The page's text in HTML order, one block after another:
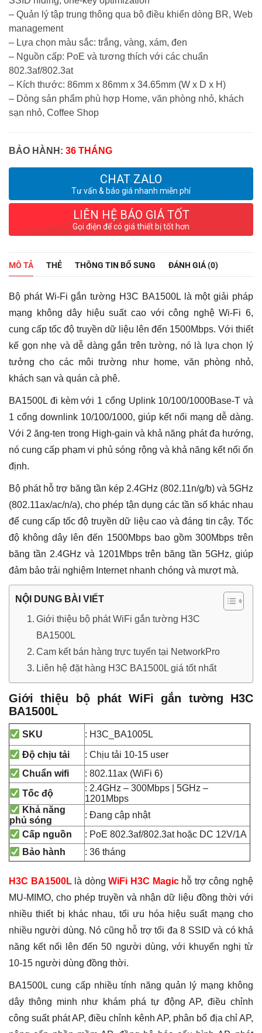
– Quản lý tập trung thông qua bộ điều khiển dòng BR, Web
management
– Lựa chọn màu sắc: trắng, vàng, xám, đen
– Nguồn cấp: PoE và tương thích với các chuẩn
802.3af/802.3at
– Kích thước: 86mm x 86mm x 34.65mm (W x D x H)
– Dòng sản phẩm phù hợp Home, văn phòng nhỏ, khách
sạn nhỏ, Coffee Shop
BẢO HÀNH: 36 THÁNG
CHAT ZALO
Tư vấn & báo giá nhanh miễn phí
LIÊN HỆ BÁO GIÁ TỐT
Gọi điện để có giá thiết bị tốt hơn
MÔ TẢ THẺ THÔNG TIN BỔ SUNG ĐÁNH GIÁ (0)
Bộ phát Wi-Fi gắn tường H3C BA1500L là một giải pháp
mạng không dây hiệu suất cao với công nghệ Wi-Fi 6,
cung cấp tốc độ truyền dữ liệu lên đến 1500Mbps. Với thiết
kế gọn nhẹ và dễ dàng gắn trên tường, nó là lựa chọn lý
tưởng cho các môi trường như home, văn phòng nhỏ,
khách sạn và quán cà phê.
BA1500L đi kèm với 1 cổng Uplink 10/100/1000Base-T và
1 cổng downlink 10/100/1000, giúp kết nối mạng dễ dàng.
Với 2 ăng-ten trong High-gain và khả năng phát đa hướng,
nó cung cấp phạm vi phủ sóng rộng và khả năng kết nối ổn
định.
Bộ phát hỗ trợ băng tần kép 2.4GHz (802.11n/g/b) và 5GHz
(802.11ax/ac/n/a), cho phép tận dụng các tần số khác nhau
để cung cấp tốc độ truyền dữ liệu cao và đáng tin cậy. Tốc
độ không dây lên đến 1500Mbps bao gồm 300Mbps trên
băng tần 2.4GHz và 1201Mbps trên băng tần 5GHz, giúp
đảm bảo trải nghiệm Internet nhanh chóng và mượt mà.
NỘI DUNG BÀI VIẾT
Giới thiệu bộ phát WiFi gắn tường H3C
BA1500L
Cam kết bán hàng trực tuyến tại NetworkPro
Liên hệ đặt hàng H3C BA1500L giá tốt nhất
Giới thiệu bộ phát WiFi gắn tường H3C
BA1500L
SKU : H3C_BA1005L
Độ chịu tải
: Chịu tải 10-15 user
Chuẩn wifi
: 802.11ax (WiFi 6)
Tốc độ
: 2.4GHz – 300Mbps | 5GHz –
1201Mbps
Khả năng
phủ sóng
: Đang cập nhật
Cấp nguồn
: PoE 802.3af/802.3at hoặc DC 12V/1A
Bảo hành
: 36 tháng
H3C BA1500Llà dòngWiFi H3C Magichỗ trợ công nghệ
MU-MIMO, cho phép truyền và nhận dữ liệu đồng thời với
nhiều thiết bị khác nhau, tối ưu hóa hiệu suất mạng cho
nhiều người dùng. Nó cũng hỗ trợ tối đa 8 SSID và có khả
năng kết nối lên đến 50 người dùng, với khuyến nghị từ
10-15 người dùng đồng thời.
BA1500L cung cấp nhiều tính năng quản lý mạng không
dây thông minh như khám phá tự động AP, điều chỉnh
công suất phát AP, điều chỉnh kênh AP, phân bổ địa chỉ AP,